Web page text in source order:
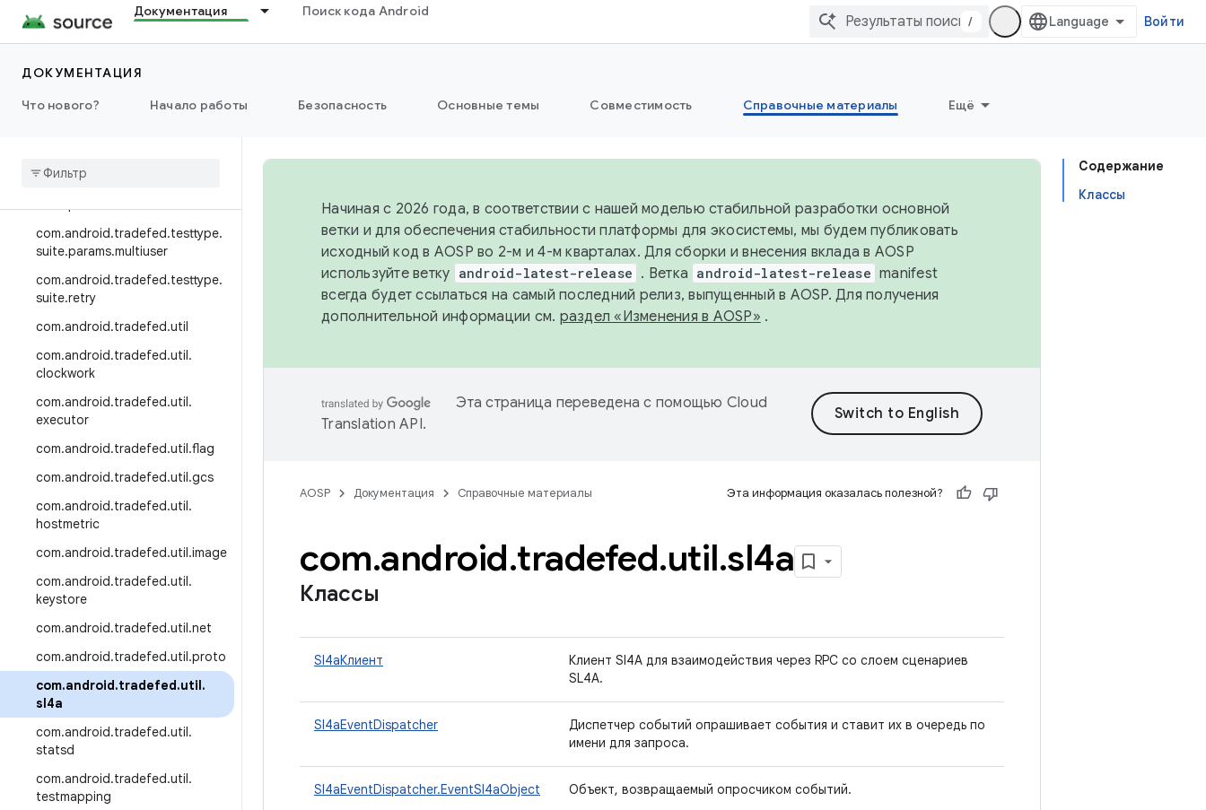
Документация Поиск кода Android
/ Войти
ДОКУМЕНТАЦИЯ
Что нового?
Начало работы Безопасность Основные темы Совместимость Справочные материалы Ещё
etry
com.android.tradefed.testtype.r
ust
uite
com.android.tradefed.testtype.
suite.params.multiuser
com.android.tradefed.testtype.
suite.retry
com.android.tradefed.util
com.android.tradefed.util.
clockwork
com.android.tradefed.util.
executor
com.android.tradefed.util.flag
com.android.tradefed.util.gcs
com.android.tradefed.util.
hostmetric
com.android.tradefed.util.image
com.android.tradefed.util.
keystore
com.android.tradefed.util.net
com.android.tradefed.util.proto
com.android.tradefed.util.
sl4a
com.android.tradefed.util.
statsd
com.android.tradefed.util.
testmapping
Содержание
Классы
Начиная с 2026 года, в соответствии с нашей моделью стабильной разработки основной
ветки и для обеспечения стабильности платформы для экосистемы, мы будем публиковать
исходный код в AOSP во 2-м и 4-м кварталах. Для сборки и внесения вклада в AOSP
используйте ветку android-latest-release . Ветка android-latest-release manifest
всегда будет ссылаться на самый последний релиз, выпущенный в AOSP. Для получения
дополнительной информации см. раздел «Изменения в AOSP» .
Эта страница переведена с помощью Cloud
Translation API.
AOSP Документация Справочные материалы Эта информация оказалась полезной?
com.android.tradefed.util.sl4a
Классы
Sl4aКлиент
Клиент Sl4A для взаимодействия через RPC со слоем сценариев
SL4A.
Sl4aEventDispatcher
Диспетчер событий опрашивает события и ставит их в очередь по
имени для запроса.
Sl4aEventDispatcher.EventSl4aObject Объект, возвращаемый опросчиком событий.